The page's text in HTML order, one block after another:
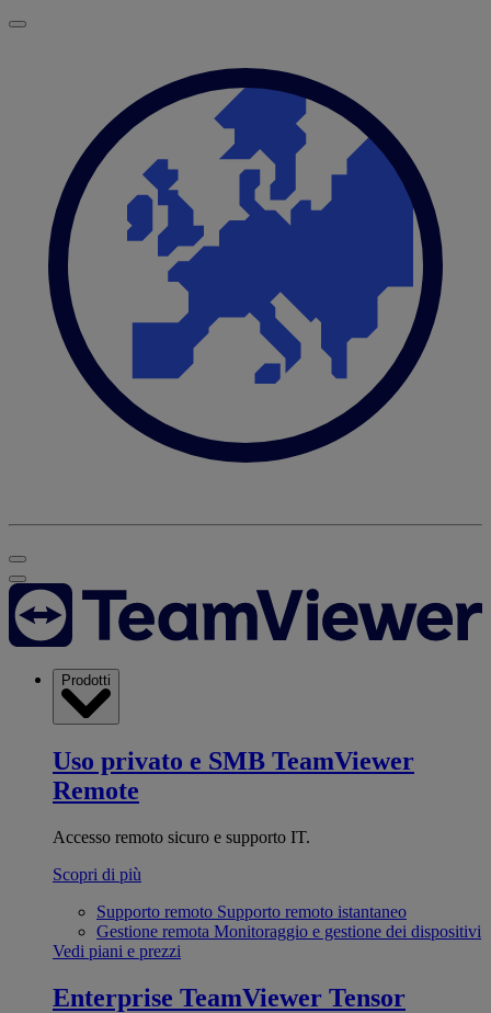
Prodotti
Uso privato e SMB TeamViewer
Remote
Accesso remoto sicuro e supporto IT.
Scopri di più
Supporto remoto Supporto remoto istantaneo
Gestione remota Monitoraggio e gestione dei dispositivi
Vedi piani e prezzi
Enterprise TeamViewer Tensor